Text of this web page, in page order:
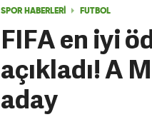
SPOR HABERLERİ FUTBOL
FIFA en iyi
açıkladı! A
aday